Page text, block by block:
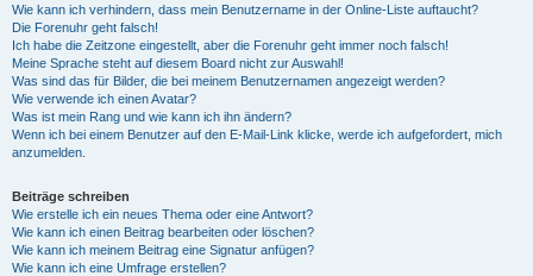
Wie kann ich verhindern, dass mein Benutzername in der Online-Liste auftaucht?
Die Forenuhr geht falsch!
Ich habe die Zeitzone eingestellt, aber die Forenuhr geht immer noch falsch!
Meine Sprache steht auf diesem Board nicht zur Auswahl!
Was sind das für Bilder, die bei meinem Benutzernamen angezeigt werden?
Wie verwende ich einen Avatar?
Was ist mein Rang und wie kann ich ihn ändern?
Wenn ich bei einem Benutzer auf den E-Mail-Link klicke, werde ich aufgefordert, mich
anzumelden.
Beiträge schreiben
Wie erstelle ich ein neues Thema oder eine Antwort?
Wie kann ich einen Beitrag bearbeiten oder löschen?
Wie kann ich meinem Beitrag eine Signatur anfügen?
Wie kann ich eine Umfrage erstellen?